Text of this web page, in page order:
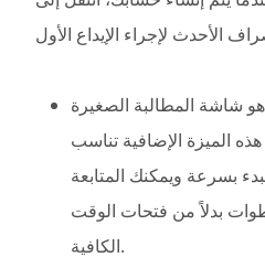
شاشة المطالبة الصغيرة
هذه الميزة الإضافية تناسب
بسرعة ويمكنك المتابعة
بدلاً من فتحات الوقت
الكافية.